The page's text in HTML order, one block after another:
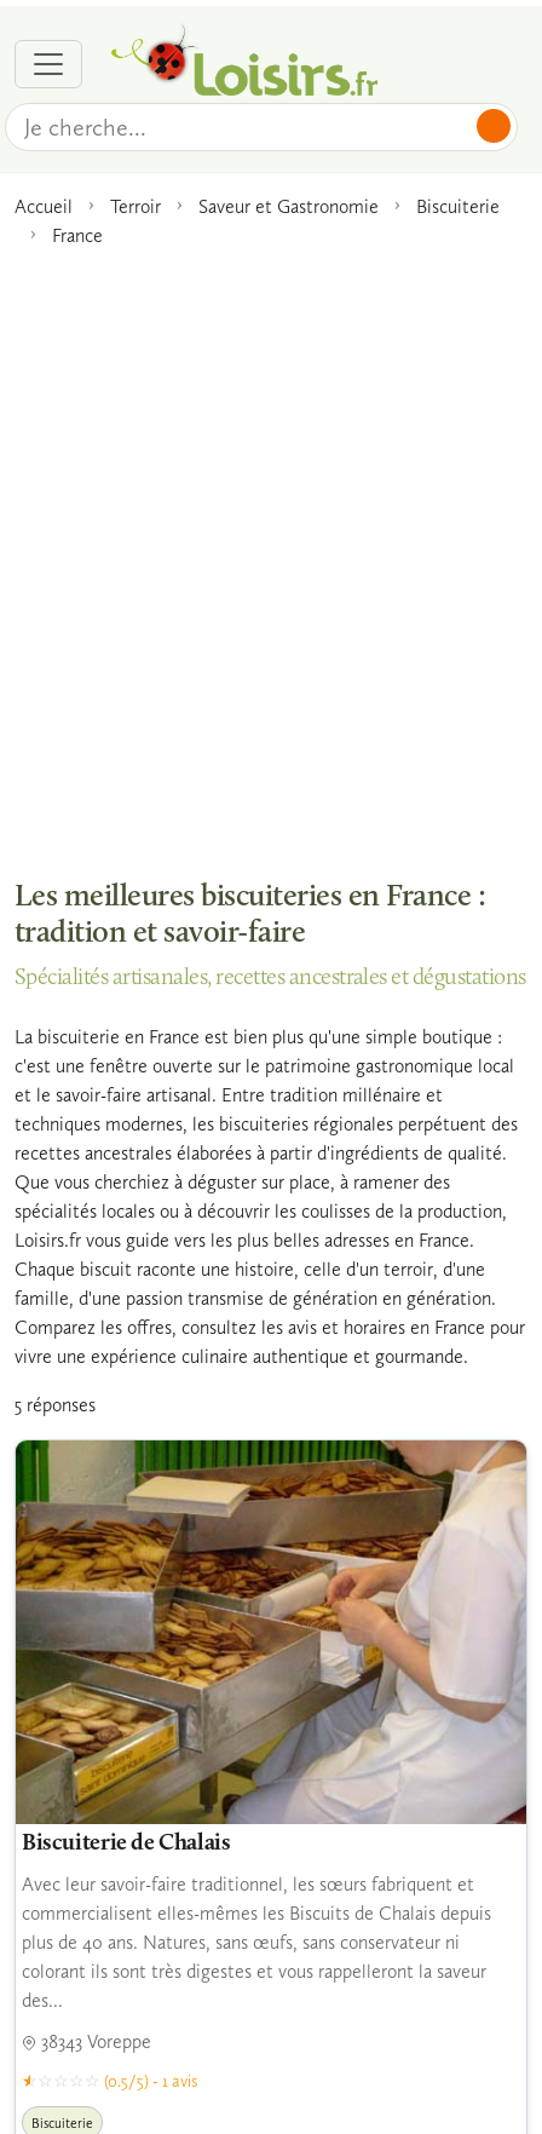
Accueil Terroir Saveur et Gastronomie
Biscuiterie
France
Les meilleures biscuiteries en France :
tradition et savoir-faire
Spécialités artisanales, recettes ancestrales et dégustations
La biscuiterie en France est bien plus qu'une simple boutique :
c'est une fenêtre ouverte sur le patrimoine gastronomique local
et le savoir-faire artisanal. Entre tradition millénaire et
techniques modernes, les biscuiteries régionales perpétuent des
recettes ancestrales élaborées à partir d'ingrédients de qualité.
Que vous cherchiez à déguster sur place, à ramener des
spécialités locales ou à découvrir les coulisses de la production,
Loisirs.fr vous guide vers les plus belles adresses en France.
Chaque biscuit raconte une histoire, celle d'un terroir, d'une
famille, d'une passion transmise de génération en génération.
Comparez les offres, consultez les avis et horaires en France pour
vivre une expérience culinaire authentique et gourmande.
5 réponses
Biscuiterie de Chalais
Avec leur savoir-faire traditionnel, les sœurs fabriquent et
commercialisent elles-mêmes les Biscuits de Chalais depuis
plus de 40 ans. Natures, sans œufs, sans conservateur ni
colorant ils sont très digestes et vous rappelleront la saveur
des...
38343 Voreppe
(0.5/5) - 1 avis
Biscuiterie